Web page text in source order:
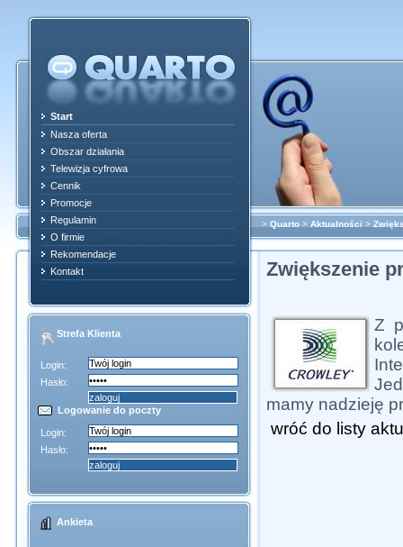
> Quarto > Aktualności >
Zwiększenie
Z
mamy nadzieję
wróć do listy
Start
Nasza oferta
Obszar działania
Telewizja cyfrowa
Cennik
Promocje
Regulamin
O firmie
Rekomendacje
Kontakt
Strefa Klienta
Login:
Hasło:
Logowanie do poczty
Login:
Hasło:
Ankieta